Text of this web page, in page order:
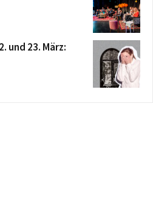
und 23. März: